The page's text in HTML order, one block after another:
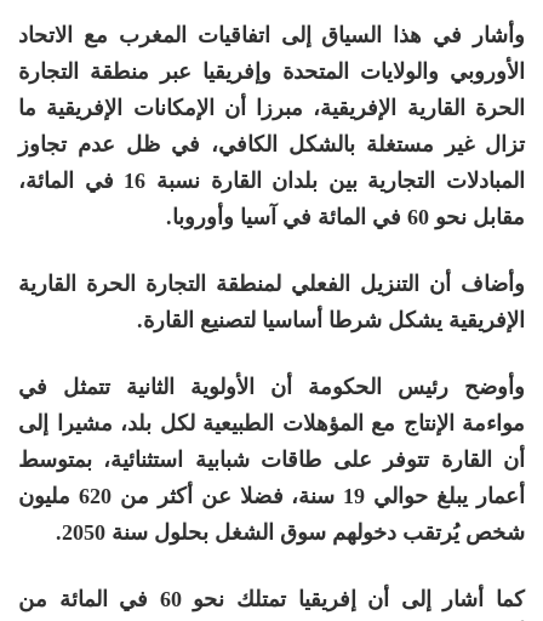
وأشار في هذا السياق إلى اتفاقيات المغرب مع الاتحاد
الأوروبي والولايات المتحدة وإفريقيا عبر منطقة التجارة
الحرة القارية الإفريقية، مبرزا أن الإمكانات الإفريقية ما
تزال غير مستغلة بالشكل الكافي، في ظل عدم تجاوز
المبادلات التجارية بين بلدان القارة نسبة 16 في المائة،
مقابل نحو 60 في المائة في آسيا وأوروبا.
وأضاف أن التنزيل الفعلي لمنطقة التجارة الحرة القارية
الإفريقية يشكل شرطا أساسيا لتصنيع القارة.
وأوضح رئيس الحكومة أن الأولوية الثانية تتمثل في
مواءمة الإنتاج مع المؤهلات الطبيعية لكل بلد، مشيرا إلى
أن القارة تتوفر على طاقات شبابية استثنائية، بمتوسط
أعمار يبلغ حوالي 19 سنة، فضلا عن أكثر من 620 مليون
شخص يُرتقب دخولهم سوق الشغل بحلول سنة 2050.
كما أشار إلى أن إفريقيا تمتلك نحو 60 في المائة من